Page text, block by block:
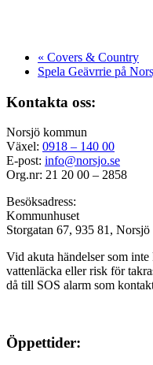
« Covers & Country
Spela Geävrrie på
Kontakta oss:
Norsjö kommun
Växel: 0918 – 140 00
E-post: info@norsjo.se
Org.nr: 21 20 00 – 2858
Besöksadress:
Kommunhuset
Storgatan 67, 935 81, Norsjö
Vid akuta händelser som
vattenläcka ellerrisk för
då till SOS alarm som
Öppettider: